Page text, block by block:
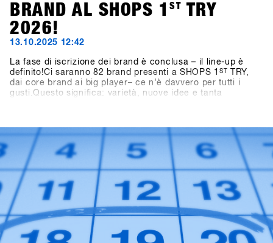
BRAND AL SHOPS 1 ST TRY
2026!
13.10.2025 12:42
La fase di iscrizione dei brand è conclusa – il line-up è
definito!Ci saranno 82 brand presenti a SHOPS 1 ST
TRY,
dai core brand ai big player– ce n’è davvero per tutti i
gusti.Questo significa: varietà, nuove idee e tanta